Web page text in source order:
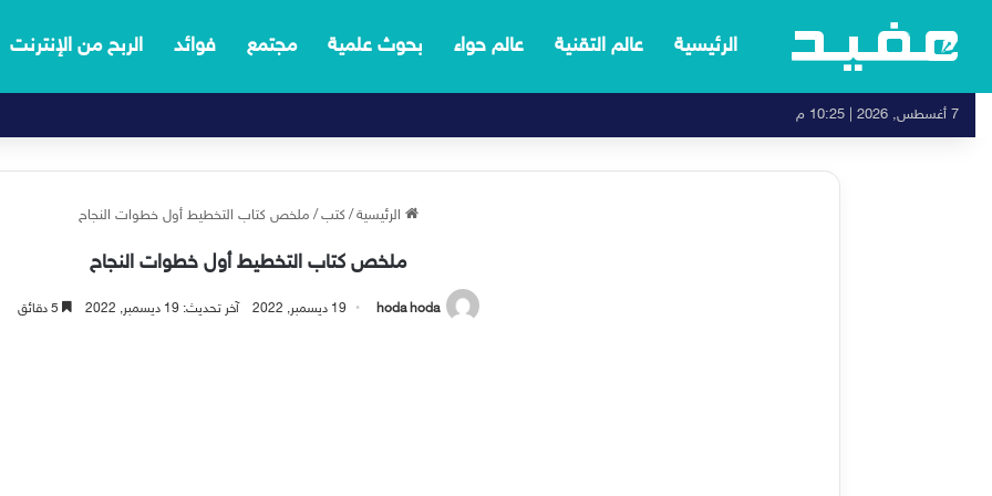
الرئيسية عالم التقنية عالم حواء بحوث علمية مجتمع فوائد الربح من الإنترنت
7 أغسطس, 2026 | 10:25 م
الرئيسية / كتب / ملخص كتاب التخطيط أول خطوات النجاح
ملخص كتاب التخطيط أول خطوات النجاح
hoda hoda 19 ديسمبر, 2022 آخر تحديث: 19 ديسمبر, 2022